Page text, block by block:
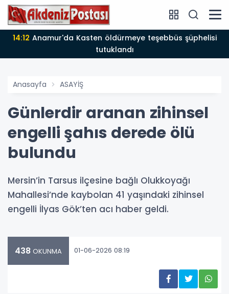
14:12
tutuklandı
Anasayfa ASAYİŞ
Günlerdir aranan zihinsel
engelli şahıs derede ölü
bulundu
Mersin’in Tarsus ilçesine bağlı Olukkoyağı
Mahallesi’nde kaybolan 41 yaşındaki zihinsel
engelli İlyas Gök’ten acı haber geldi.
438 OKUNMA 01-06-2026 08:19